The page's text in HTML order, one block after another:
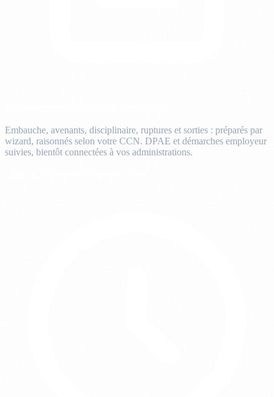
Embauche, avenants, disciplinaire, ruptures et sorties : préparés par
wizard, raisonnés selon votre CCN. DPAE et démarches employeur
suivies, bientôt connectées à vos administrations.